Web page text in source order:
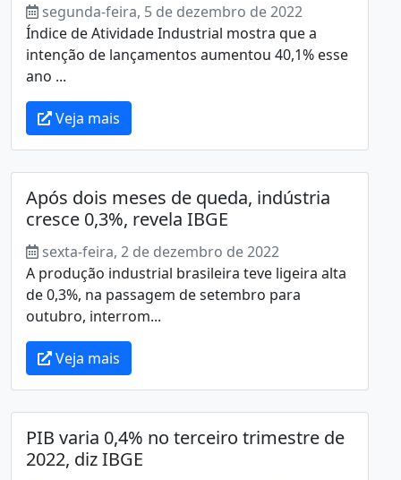
segunda-feira, 5 de dezembro de 2022
Índice de Atividade Industrial mostra que a
intenção de lançamentos aumentou 40,1% esse
ano ...
Veja mais
Após dois meses de queda, indústria
cresce 0,3%, revela IBGE
sexta-feira, 2 de dezembro de 2022
A produção industrial brasileira teve ligeira alta
de 0,3%, na passagem de setembro para
outubro, interrom...
Veja mais
PIB varia 0,4% no terceiro trimestre de
2022, diz IBGE